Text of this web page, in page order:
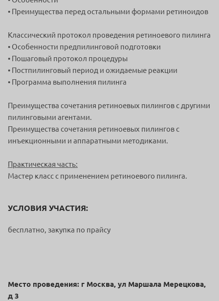
• Преимущества перед остальными формами ретиноидов
Классический протокол проведения ретиноевого пилинга
• Особенности предпилинговой подготовки
• Пошаговый протокол процедуры
• Постпилинговый период и ожидаемые реакции
• Программа выполнения пилинга
Преимущества сочетания ретиноевых пилингов с другими
пилинговыми агентами.
Преимущества сочетания ретиноевых пилингов с
инъекционными и аппаратными методиками.
Практическая часть:
Мастер класс с применением ретиноевого пилинга.
УСЛОВИЯ УЧАСТИЯ:
бесплатно, закупка по прайсу
Место проведения: г Москва, ул Маршала Мерецкова,
д 3